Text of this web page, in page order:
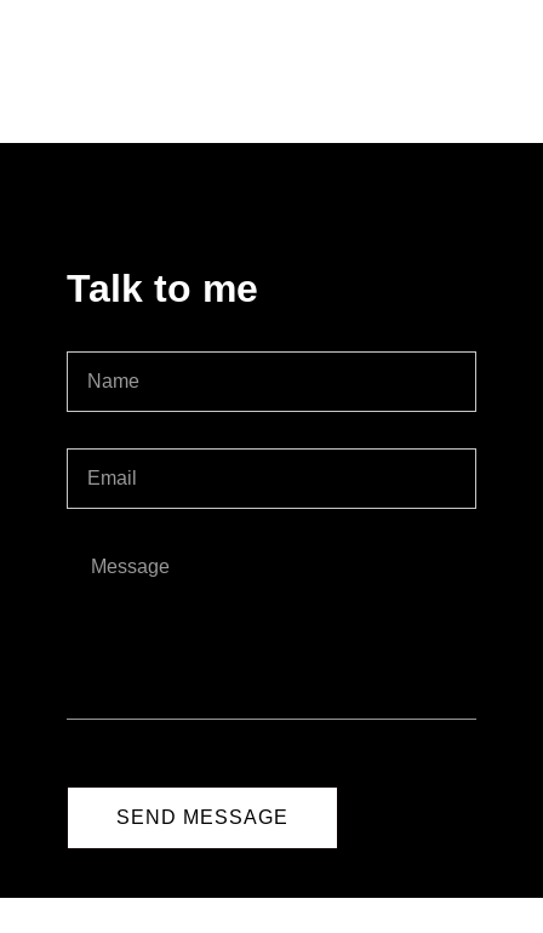
Talk to me
SEND MESSAGE